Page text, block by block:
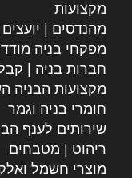
מקצועות
מהנדסים | יועצים
מפקחי בניה
חברות בניה |
מקצועות הבניה
חומרי בניה וגמר
שירותים לענף
ריהוט | מטבחים
מוצרי חשמל